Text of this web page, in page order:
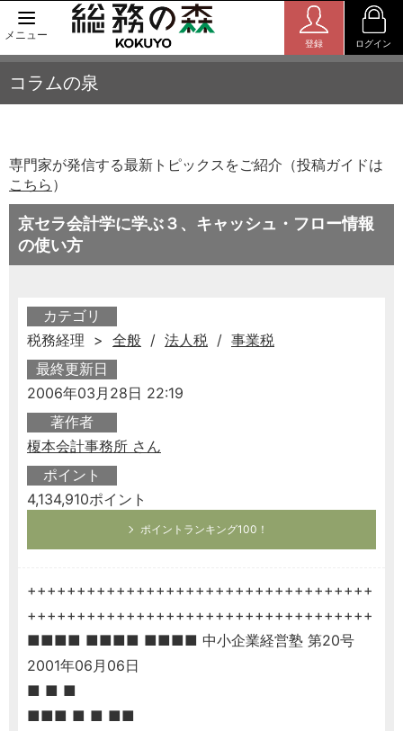
メニュー
登録 ログイン
コラムの泉
専門家が発信する最新トピックスをご紹介（投稿ガイドは
こちら ）
京セラ会計学に学ぶ３、キャッシュ・フロー情報
の使い方
カテゴリ
税務経理 > 全般 / 法人税 / 事業税
最終更新日
2006年03月28日 22:19
著作者
榎本会計事務所 さん
ポイント
4,134,910ポイント
ポイントランキング100！
+++++++++++++++++++++++++++++++++++
+++++++++++++++++++++++++++++++++++
■■■■ ■■■■ ■■■■ 中小企業経営塾 第20号
2001年06月06日
■ ■ ■
■■■ ■ ■ ■■